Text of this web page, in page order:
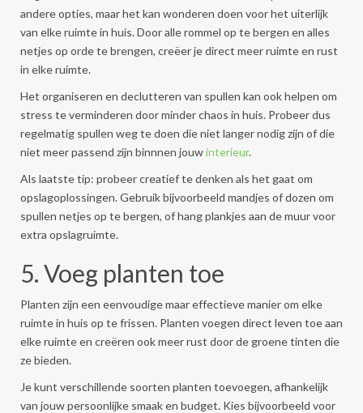
andere opties, maar het kan wonderen doen voor het uiterlijk
van elke ruimte in huis. Door alle rommel op te bergen en alles
netjes op orde te brengen, creëer je direct meer ruimte en rust
in elke ruimte.
Het organiseren en declutteren van spullen kan ook helpen om
stress te verminderen door minder chaos in huis. Probeer dus
regelmatig spullen weg te doen die niet langer nodig zijn of die
niet meer passend zijn binnnen jouwinterieur.
Als laatste tip: probeer creatief te denken als het gaat om
opslagoplossingen. Gebruik bijvoorbeeld mandjes of dozen om
spullen netjes op te bergen, of hang plankjes aan de muur voor
extra opslagruimte.
5. Voeg planten toe
Planten zijn een eenvoudige maar effectieve manier om elke
ruimte in huis op te frissen. Planten voegen direct leven toe aan
elke ruimte en creëren ook meer rust door de groene tinten die
ze bieden.
Je kunt verschillende soorten planten toevoegen, afhankelijk
van jouw persoonlijke smaak en budget. Kies bijvoorbeeld voor